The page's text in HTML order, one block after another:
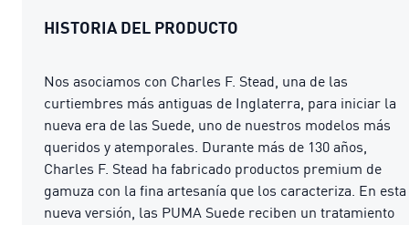
HISTORIA DEL PRODUCTO
Nos asociamos con Charles F. Stead, una de las
curtiembres más antiguas de Inglaterra, para iniciar la
nueva era de las Suede, uno de nuestros modelos más
queridos y atemporales. Durante más de 130 años,
Charles F. Stead ha fabricado productos premium de
gamuza con la fina artesanía que los caracteriza. En esta
nueva versión, las PUMA Suede reciben un tratamiento